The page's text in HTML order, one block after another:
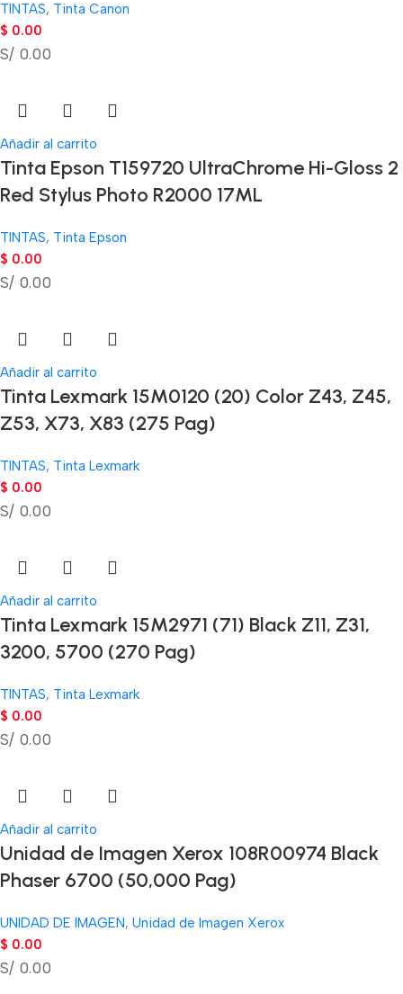
TINTAS, Tinta Canon
$ 0.00
S/ 0.00
Añadir al carrito
Tinta Epson T159720 UltraChrome Hi-Gloss 2
Red Stylus Photo R2000 17ML
TINTAS, Tinta Epson
$ 0.00
S/ 0.00
Añadir al carrito
Tinta Lexmark 15M0120 (20) Color Z43, Z45,
Z53, X73, X83 (275 Pag)
TINTAS, Tinta Lexmark
$ 0.00
S/ 0.00
Añadir al carrito
Tinta Lexmark 15M2971 (71) Black Z11, Z31,
3200, 5700 (270 Pag)
TINTAS, Tinta Lexmark
$ 0.00
S/ 0.00
Añadir al carrito
Unidad de Imagen Xerox 108R00974 Black
Phaser 6700 (50,000 Pag)
UNIDAD DE IMAGEN, Unidad de Imagen Xerox
$ 0.00
S/ 0.00